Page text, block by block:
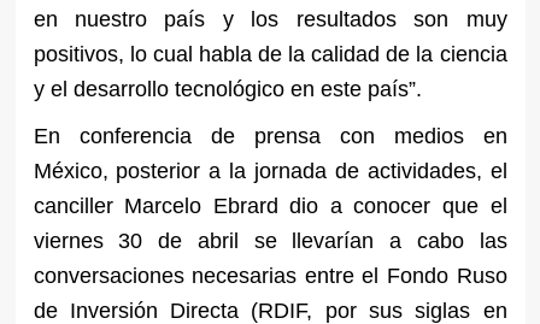
en nuestro país y los resultados son muy
positivos, lo cual habla de la calidad de la ciencia
y el desarrollo tecnológico en este país”.
En conferencia de prensa con medios en
México, posterior a la jornada de actividades, el
canciller Marcelo Ebrard dio a conocer que el
viernes 30 de abril se llevarían a cabo las
conversaciones necesarias entre el Fondo Ruso
de Inversión Directa (RDIF, por sus siglas en